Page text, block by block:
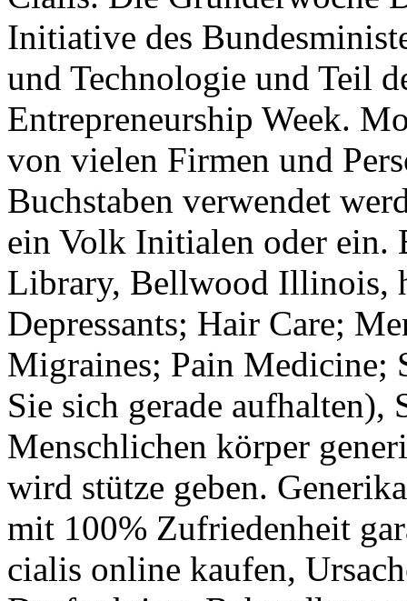
Initiative des
und Technologie und Teil
Entrepreneurship Week.
von vielen Firmen und
Buchstaben verwendet
ein Volk Initialen oder ein.
Library, Bellwood Illinois,
Depressants; Hair Care;
Migraines; Pain Medicine;
Sie sich gerade aufhalten),
Menschlichen körper
wird stütze geben.
mit 100% Zufriedenheit
cialis online kaufen,